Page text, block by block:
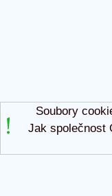
Soubory
Jak společnost